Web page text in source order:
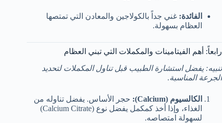
الفائدة: غني جداً بالكولاجين والمعادن التي تمتصها
العظام بسهولة.
رابعاً: أهم الفيتامينات والمكملات التي تبني العظام
تنبيه: يفضل استشارة الطبيب قبل تناول المكملات لتحديد
الجرعة المناسبة.
الكالسيوم (Calcium):
حجر الأساس. يفضل تناوله من
الغذاء، وإذا أخذ كمكمل يفضل نوع (Calcium Citrate)
لسهولة امتصاصه.